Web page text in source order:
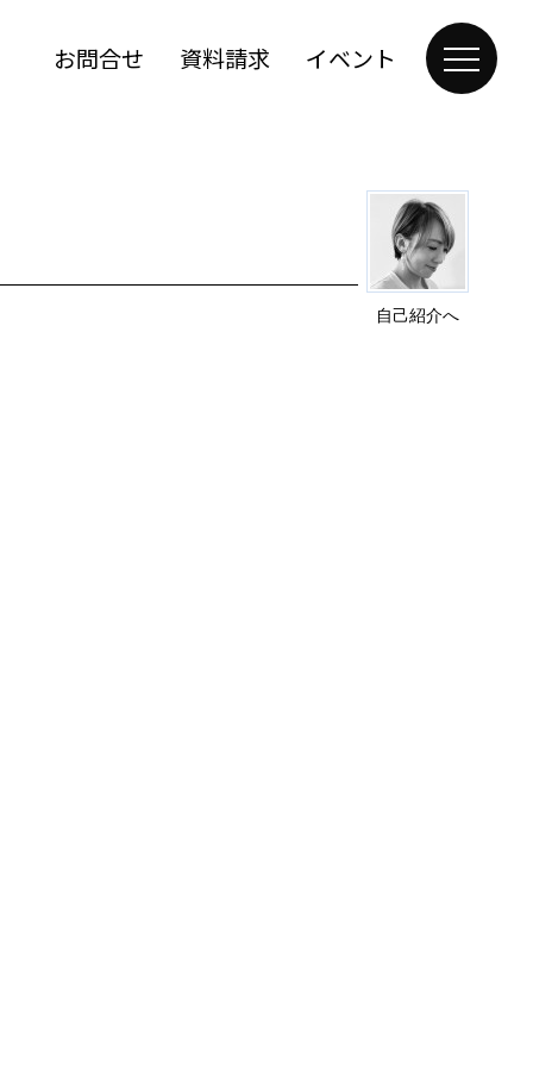
お問合せ 資料請求 イベント
自己紹介へ